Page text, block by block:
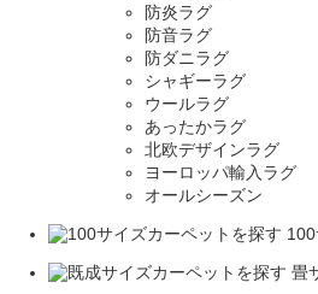
防炎ラグ
防音ラグ
防ダニラグ
シャギーラグ
ウールラグ
あったかラグ
北欧デザインラグ
ヨーロッパ輸入ラグ
オールシーズン
畳